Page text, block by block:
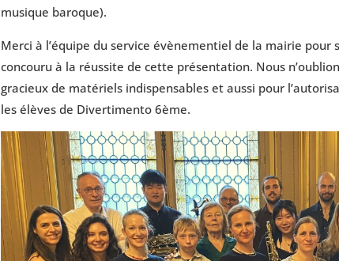
musique baroque).
Merci à l’équipe du service évènementiel de la mairie
concouru à la réussite de cette présentation. Nous
gracieux de matériels indispensables et aussi pour
les élèves de Divertimento 6ème.